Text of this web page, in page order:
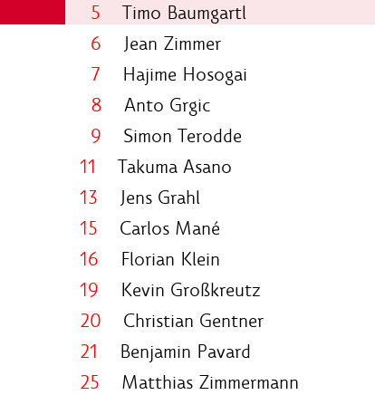
5
Timo Baumgartl
6
Jean Zimmer
7
Hajime Hosogai
8 Anto Grgic
9
Simon Terodde
11 Takuma Asano
13 Jens Grahl
15
Carlos Mané
16 Florian Klein
19 Kevin Großkreutz
20
Christian Gentner
21
Benjamin Pavard
25
Matthias Zimmermann